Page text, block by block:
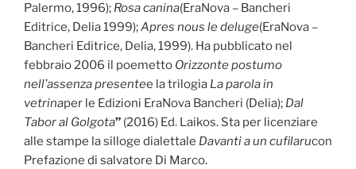
Palermo, 1996); Rosa canina(EraNova – Bancheri
Editrice, Delia 1999);Apres nous le deluge(EraNova –
Bancheri Editrice, Delia, 1999). Ha pubblicato nel
febbraio 2006 il poemetto Orizzonte postumo
nell’assenza presentee la trilogia La parola in
vetrinaper le Edizioni EraNova Bancheri (Delia); Dal
Tabor al Golgota” (2016) Ed. Laikos. Sta per licenziare
alle stampe la silloge dialettale Davanti a un cufilarucon
Prefazione di salvatore Di Marco.